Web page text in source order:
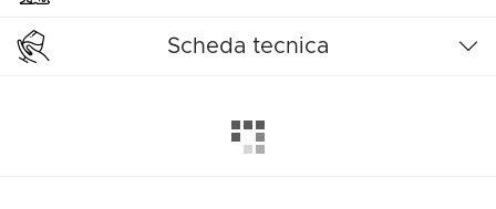
Scheda tecnica